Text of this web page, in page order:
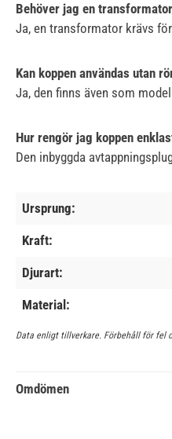
Behöver jag en
Ja, en transformator krävs
Kan koppen användas utan
Ja, den finns även som
Hur rengör jag koppen
Den inbyggda
Ursprung:
Kraft:
Djurart:
Material:
Data enligt tillverkare. Förbehåll för fel
Omdömen